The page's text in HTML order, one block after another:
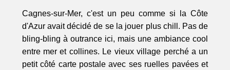
Cagnes-sur-Mer, c'est un peu comme si la Côte
d'Azur avait décidé de se la jouer plus chill. Pas de
bling-bling à outrance ici, mais une ambiance cool
entre mer et collines. Le vieux village perché a un
petit côté carte postale avec ses ruelles pavées et